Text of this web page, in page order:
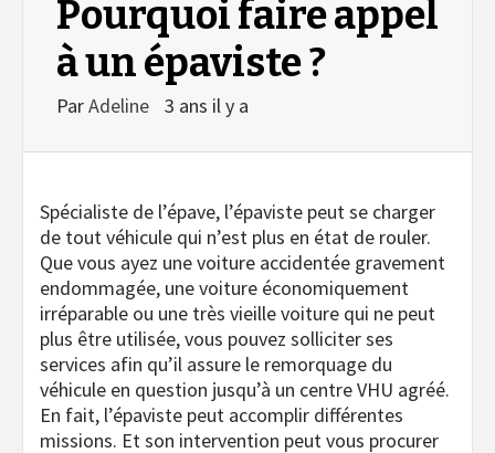
Pourquoi faire appel
à un épaviste ?
ParAdeline 3 ans il y a
Spécialiste de l’épave, l’épaviste peut se charger
de tout véhicule qui n’est plus en état de rouler.
Que vous ayez une voiture accidentée gravement
endommagée, une voiture économiquement
irréparable ou une très vieille voiture qui ne peut
plus être utilisée, vous pouvez solliciter ses
services afin qu’il assure le remorquage du
véhicule en question jusqu’à un centre VHU agréé.
En fait, l’épaviste peut accomplir différentes
missions. Et son intervention peut vous procurer